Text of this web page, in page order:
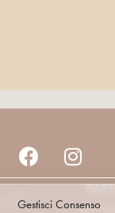
Gestisci Consenso